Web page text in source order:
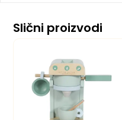
Slični proizvodi